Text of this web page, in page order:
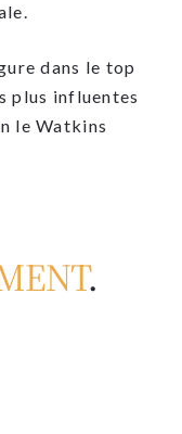
dans le top
plus influentes
le Watkins
.